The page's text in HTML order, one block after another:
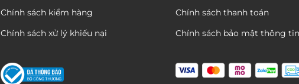
Chính sách kiểm hàng
Chính sách xử lý khiếu nại
Chính sách thanh toán
Chính sách bảo mật thông tin